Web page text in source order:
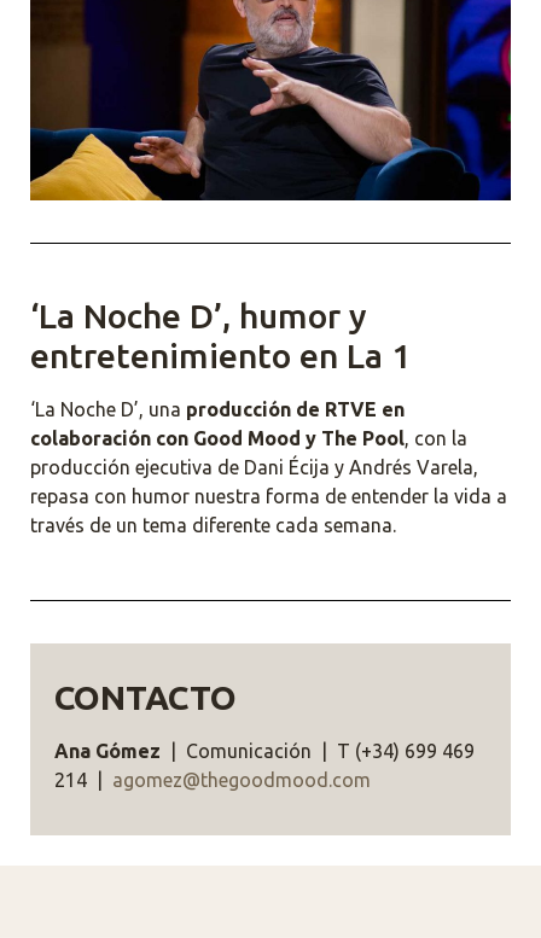
‘La Noche D’, humor y
entretenimiento en La 1
‘La Noche D’, una producción de RTVE en
colaboración con Good Mood y The Pool, con la
producción ejecutiva de Dani Écija y Andrés Varela,
repasa con humor nuestra forma de entender la vida a
través de un tema diferente cada semana.
CONTACTO
Ana Gómez
| Comunicación | T (+34) 699 469
214 | agomez@thegoodmood.com